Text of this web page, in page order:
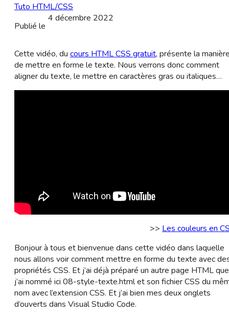
Tuto HTML/CSS
Publié le
4 décembre 2022
Cette vidéo, du cours HTML CSS gratuit, présente la
de mettre en forme le texte. Nous verrons donc comment
aligner du texte, le mettre en caractères gras ou italiques…
>> Les couleurs en
Bonjour à tous et bienvenue dans cette vidéo dans laquelle
nous allons voir comment mettre en forme du texte avec
propriétés CSS. Et j’ai déjà préparé un autre page HTML que
j’ai nommé ici 08-style-texte.html et son fichier CSS du
nom avec l’extension CSS. Et j’ai bien mes deux onglets
d’ouverts dans Visual Studio Code.